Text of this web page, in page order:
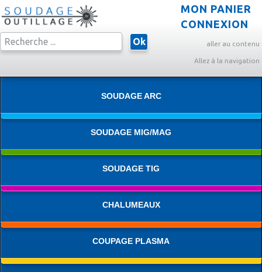
aller au contenu
Allez à la navigation
CONNEXION
MON PANIER
Ok
SOUDAGE ARC
SOUDAGE MIG/MAG
SOUDAGE TIG
CHALUMEAUX
COUPAGE PLASMA